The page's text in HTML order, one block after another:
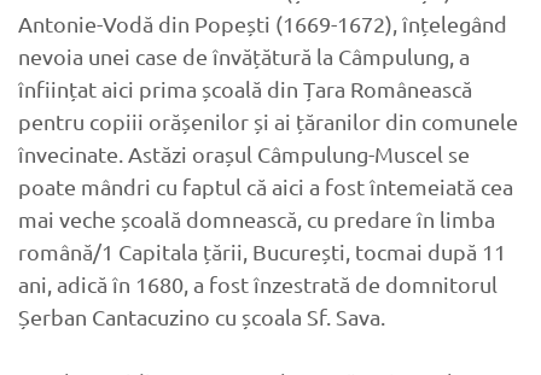
Antonie-Vodă din Popești (1669-1672), înțelegând
nevoia unei case de învățătură la Câmpulung, a
înființat aici prima școală din Țara Românească
pentru copiii orășenilor și ai țăranilor din comunele
învecinate. Astăzi orașul Câmpulung-Muscel se
poate mândri cu faptul că aici a fost întemeiată cea
mai veche școală domnească, cu predare în limba
română/1 Capitala țării, București, tocmai după 11
ani, adică în 1680, a fost înzestrată de domnitorul
Șerban Cantacuzino cu școala Sf. Sava.